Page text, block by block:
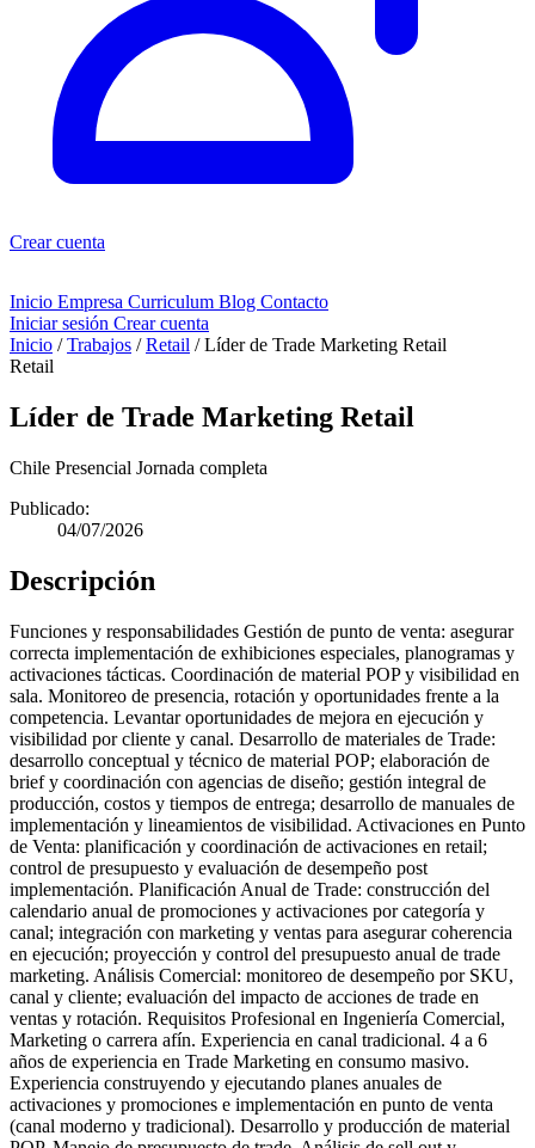
Crear cuenta
Inicio Empresa Curriculum Blog Contacto
Iniciar sesión Crear cuenta
Inicio / Trabajos / Retail / Líder de Trade Marketing Retail
Retail
Líder de Trade Marketing Retail
Chile Presencial Jornada completa
Publicado:
04/07/2026
Descripción
Funciones y responsabilidades Gestión de punto de venta: asegurar
correcta implementación de exhibiciones especiales, planogramas y
activaciones tácticas. Coordinación de material POP y visibilidad en
sala. Monitoreo de presencia, rotación y oportunidades frente a la
competencia. Levantar oportunidades de mejora en ejecución y
visibilidad por cliente y canal. Desarrollo de materiales de Trade:
desarrollo conceptual y técnico de material POP; elaboración de
brief y coordinación con agencias de diseño; gestión integral de
producción, costos y tiempos de entrega; desarrollo de manuales de
implementación y lineamientos de visibilidad. Activaciones en Punto
de Venta: planificación y coordinación de activaciones en retail;
control de presupuesto y evaluación de desempeño post
implementación. Planificación Anual de Trade: construcción del
calendario anual de promociones y activaciones por categoría y
canal; integración con marketing y ventas para asegurar coherencia
en ejecución; proyección y control del presupuesto anual de trade
marketing. Análisis Comercial: monitoreo de desempeño por SKU,
canal y cliente; evaluación del impacto de acciones de trade en
ventas y rotación. Requisitos Profesional en Ingeniería Comercial,
Marketing o carrera afín. Experiencia en canal tradicional. 4 a 6
años de experiencia en Trade Marketing en consumo masivo.
Experiencia construyendo y ejecutando planes anuales de
activaciones y promociones e implementación en punto de venta
(canal moderno y tradicional). Desarrollo y producción de material